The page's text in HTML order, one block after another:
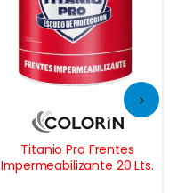
Titanio Pro Frentes
Impermeabilizante 20 Lts.